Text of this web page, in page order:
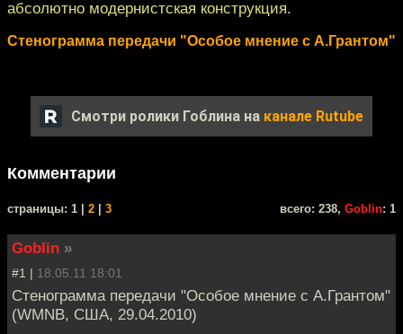
абсолютно модернистская конструкция.
Стенограмма передачи "Особое мнение с А.Грантом"
Смотри ролики Гоблина на канале Rutube
Комментарии
cтраницы: 1 | 2 3 всего: 238, Goblin: 1
Goblin »
#1 | 18.05.11 18:01
Стенограмма передачи "Особое мнение с А.Грантом"
(WMNB, США, 29.04.2010)